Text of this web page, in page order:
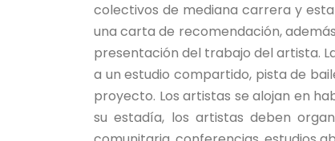
colectivos de mediana carrera y
una carta de recomendación,
presentación del trabajo del artista.
a un estudio compartido, pista de
proyecto. Los artistas se alojan en
su estadía, los artistas deben